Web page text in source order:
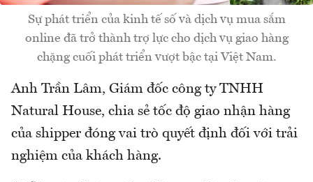
Sự phát triển của kinh tế số và dịch vụ mua sắm
online đã trở thành trợ lực cho dịch vụ giao hàng
chặng cuối phát triển vượt bậc tại Việt Nam.
Anh Trần Lâm, Giám đốc công ty TNHH
Natural House, chia sẻ tốc độ giao nhận hàng
của shipper đóng vai trò quyết định đối với trải
nghiệm của khách hàng.